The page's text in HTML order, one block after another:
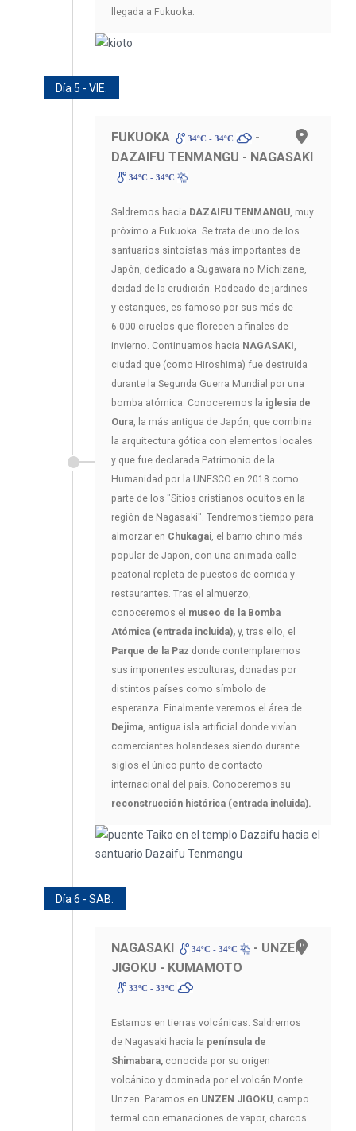
llegada a Fukuoka.
Día 5 - VIE.
FUKUOKA 34ºC - 34ºC
-
DAZAIFU TENMANGU - NAGASAKI
34ºC - 34ºC
Saldremos hacia DAZAIFU TENMANGU, muy
próximo a Fukuoka. Se trata de uno de los
santuarios sintoístas más importantes de
Japón, dedicado a Sugawara no Michizane,
deidad de la erudición. Rodeado de jardines
y estanques, es famoso por sus más de
6.000 ciruelos que florecen a finales de
invierno. Continuamos hacia NAGASAKI ,
ciudad que (como Hiroshima) fue destruida
durante la Segunda Guerra Mundial por una
bomba atómica. Conoceremos la iglesia de
Oura, la más antigua de Japón, que combina
la arquitectura gótica con elementos locales
y que fue declarada Patrimonio de la
Humanidad por la UNESCO en 2018 como
parte de los "Sitios cristianos ocultos en la
región de Nagasaki". Tendremos tiempo para
almorzar en Chukagai, el barrio chino más
popular de Japon, con una animada calle
peatonal repleta de puestos de comida y
restaurantes. Tras el almuerzo,
conoceremos el museo de la Bomba
Atómica (entrada incluida), y, tras ello, el
Parque de la Paz donde contemplaremos
sus imponentes esculturas, donadas por
distintos países como símbolo de
esperanza. Finalmente veremos el área de
Dejima, antigua isla artificial donde vivían
comerciantes holandeses siendo durante
siglos el único punto de contacto
internacional del país. Conoceremos su
reconstrucción histórica (entrada incluida).
Día 6 - SAB.
NAGASAKI 34ºC - 34ºC
- UNZEN
JIGOKU - KUMAMOTO
33ºC - 33ºC
Estamos en tierras volcánicas. Saldremos
de Nagasaki hacia la península de
Shimabara, conocida por su origen
volcánico y dominada por el volcán Monte
Unzen. Paramos en UNZEN JIGOKU, campo
termal con emanaciones de vapor, charcos